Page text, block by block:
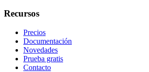
Recursos
Precios
Documentación
Novedades
Prueba gratis
Contacto